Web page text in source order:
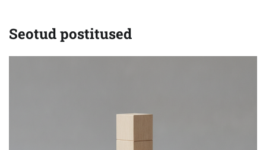
Seotud postitused